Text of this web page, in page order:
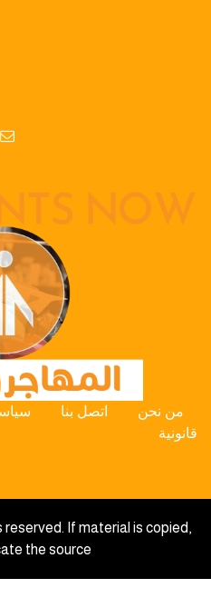
من نحن اتصل بنا
قانونية
If material is copied,
the source.